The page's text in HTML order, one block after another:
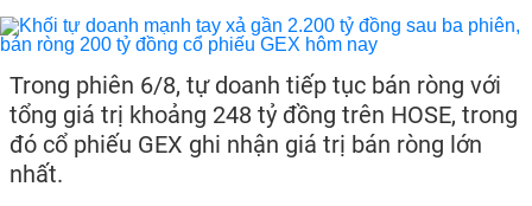
Trong phiên 6/8, tự doanh tiếp tục bán ròng với
tổng giá trị khoảng 248 tỷ đồng trên HOSE, trong
đó cổ phiếu GEX ghi nhận giá trị bán ròng lớn
nhất.